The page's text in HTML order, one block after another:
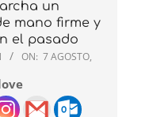
un
mano firme y
el pasado
ON: 7 AGOSTO,